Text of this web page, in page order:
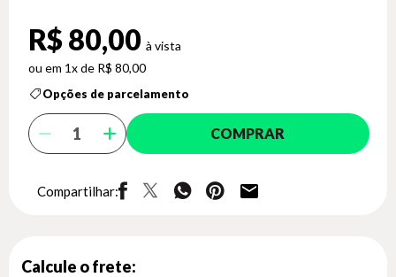
R$ 80,00
1x de R$ 80,00
Opções de parcelamento
COMPRAR
Compartilhar:
Calcule o frete: